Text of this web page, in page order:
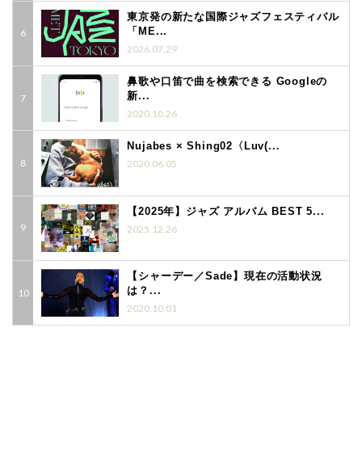
東京発の新たな国際ジャズフェスティバル
「ME...
2026.07.29
鼻歌や口笛で曲を検索できる Googleの
新...
2020.10.26
Nujabes × Shing02〈Luv(...
2020.06.05
【2025年】ジャズ アルバム BEST 5...
2025.12.26
【シャーデー／Sade】現在の活動状況
は？...
2020.10.01